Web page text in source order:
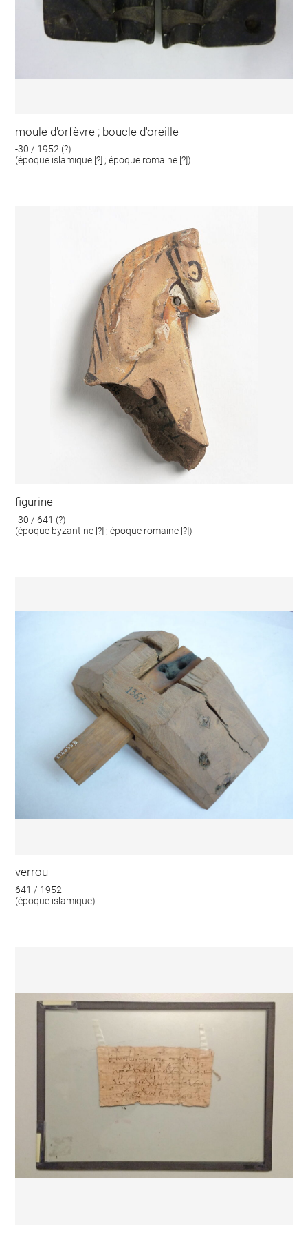
moule d'orfèvre ; boucle d'oreille
-30 / 1952 (?)
(époque islamique [?] ; époque romaine [?])
figurine
-30 / 641 (?)
(époque byzantine [?] ; époque romaine [?])
verrou
641 / 1952
(époque islamique)